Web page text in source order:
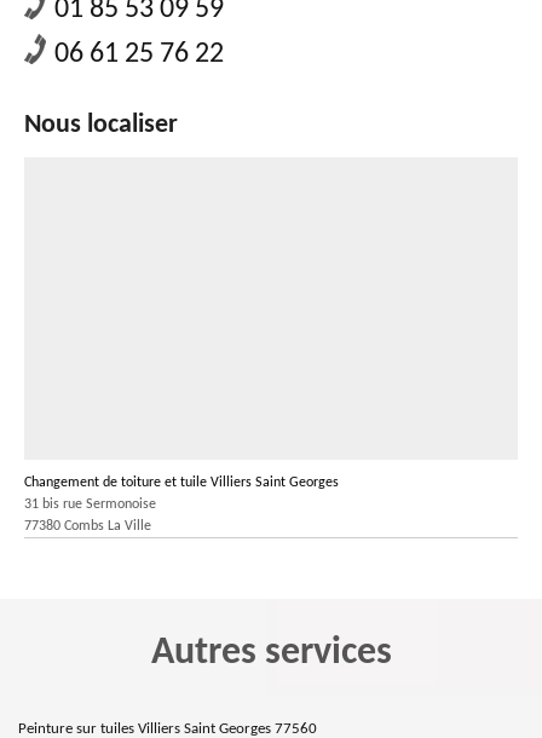
01 85 53 09 59
06 61 25 76 22
Nous localiser
Changement de toiture et tuile Villiers Saint Georges
31 bis rue Sermonoise
77380 Combs La Ville
Autres services
Peinture sur tuiles Villiers Saint Georges 77560